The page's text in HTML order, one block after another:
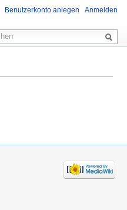
Benutzerkonto anlegen Anmelden